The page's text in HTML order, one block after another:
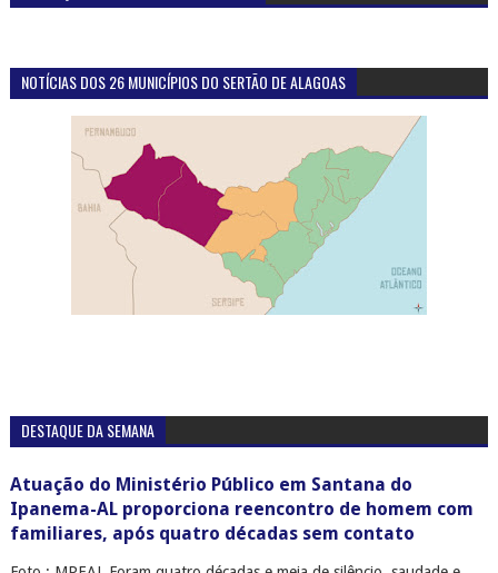
NOTÍCIAS DOS 26 MUNICÍPIOS DO SERTÃO DE ALAGOAS
DESTAQUE DA SEMANA
Atuação do Ministério Público em Santana do
Ipanema-AL proporciona reencontro de homem com
familiares, após quatro décadas sem contato